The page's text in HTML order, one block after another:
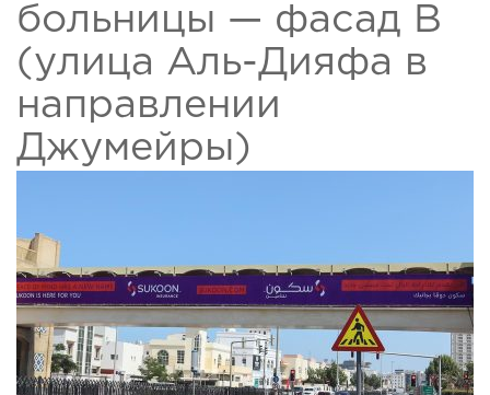
больницы — фасад B
(улица Аль-Дияфа в
направлении
Джумейры)